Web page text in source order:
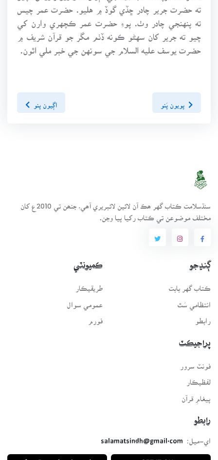
ته حضرت جرير چادر ڇڏي گوڏ ۾ هليو. حضرت عمر چيس
ته پنهنجي چادر وٺ. پوءِ حضرت عمر ڪچهري وارن کي
چيو ته جرير کان سهڻو ڪونه ڏٺم مگر جو قرآن شريف ۾
حضرت يوسف عليه السلام جي سونهن جي خبر ملي اٿون.
پويون پَنو اڳيون پنو
سنڌسلامت ڪتاب گهر ھڪ آن لائين لائبريري آھي، جنھن تي 2010ع کان
مختلف موضوعن تي ڪتاب رکيا پيا وڃن.
ڳنڍجو
ڪتاب گهر بابت
انتظامي سَٿ
رابطو
ڪميونٽي
طريقيڪار
عمومي سوال
فورم
پراجيڪٽ
لفظيڪار
پيغامِ قرآن
رابطو
اي-ميل:
salamatsindh@gmail.com